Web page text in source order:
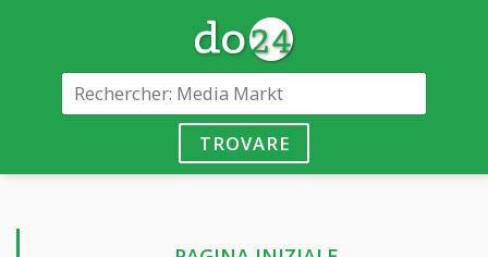
TROVARE